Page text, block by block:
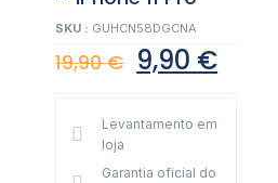
SKU : GUHCN58DGCNA
19,90€ 9,90 €
Levantamento em
loja
Garantia oficial do